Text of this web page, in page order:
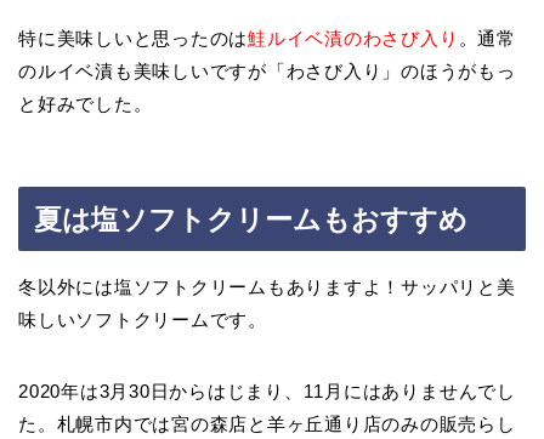
特に美味しいと思ったのは鮭ルイベ漬のわさび入り 。通常
のルイベ漬も美味しいですが「わさび入り」のほうがもっ
と好みでした。
夏は塩ソフトクリームもおすすめ
冬以外には塩ソフトクリームもありますよ！サッパリと美
味しいソフトクリームです。
2020年は3月30日からはじまり、11月にはありませんでし
た。札幌市内では宮の森店と羊ヶ丘通り店のみの販売らし